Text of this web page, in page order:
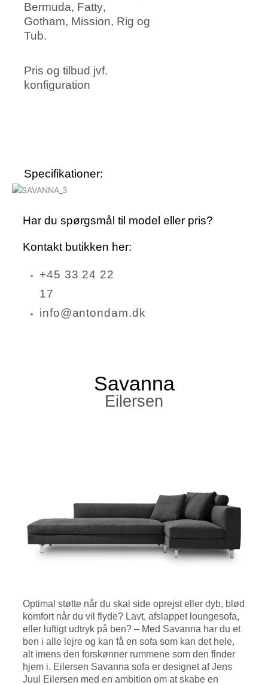
Bermuda, Fatty,
Gotham, Mission, Rig og
Tub.
Pris og tilbud jvf.
konfiguration
Specifikationer:
Har du spørgsmål til model eller pris?
Kontakt butikken her:
+45 33 24 22
17
info@antondam.dk
Savanna
Eilersen
Optimal støtte når du skal side oprejst eller dyb, blød
komfort når du vil flyde? Lavt, afslappet loungesofa,
eller luftigt udtryk på ben? – Med Savanna har du et
ben i alle lejre og kan få en sofa som kan det hele,
alt imens den forskønner rummene som den finder
hjem i. Eilersen Savanna sofa er designet af Jens
Juul Eilersen med en ambition om at skabe en